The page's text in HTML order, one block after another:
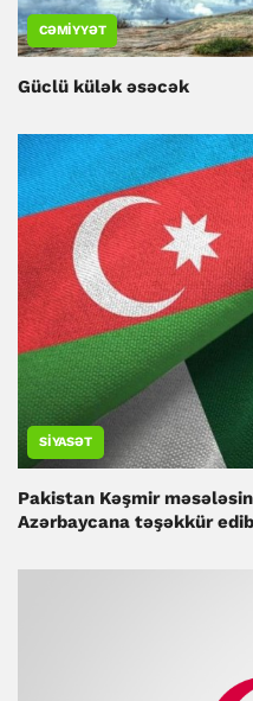
CƏMIYYƏT
Güclü külək əsəcək
SIYASƏT
Pakistan Kəşmir
Azərbaycana təşəkkür edib